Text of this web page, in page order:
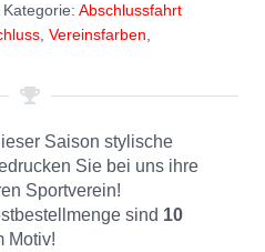
Kategorie: Abschlussfahrt
Vereinsfarben
Saison stylische
Sie bei uns ihre
Sportverein!
sind 10
Motiv!